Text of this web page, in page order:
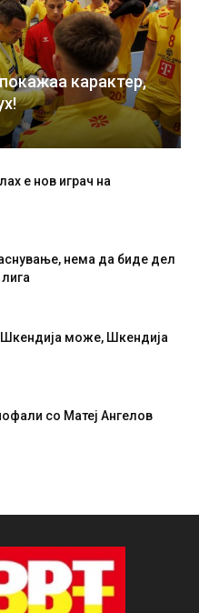
карактер,
е нов играч на
нема да биде дел
Шкендија може, Шкендија
со Матеј Ангелов